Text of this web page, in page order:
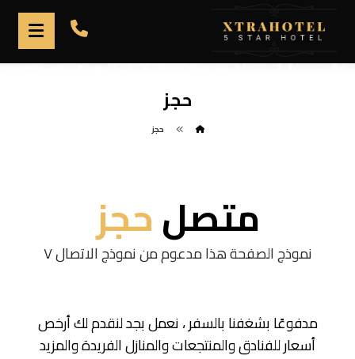
حجز
حجز
متصلحجز
نموذج الصفحة هذا مدعوم من نموذج الاتصال ٧
مدفوعًا بشغفنا بالسفر ، نعمل بجد لنقدم لك أرخص
أسعار للفنادق والمنتجعات والمنازل الفريدة والمزيد